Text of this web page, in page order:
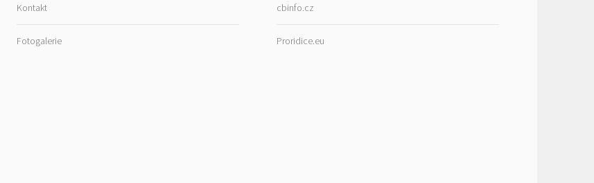
Kontakt
Fotogalerie
cbinfo.cz
Proridice.eu